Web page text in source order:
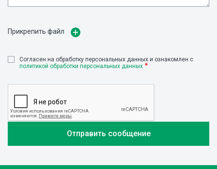
Прикрепить файл
Cогласен на обработку персональных данных и ознакомлен с
политикой обработки персональных данных